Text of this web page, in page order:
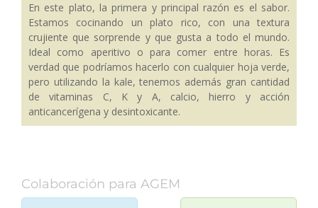
En este plato, la primera y principal razón es el sabor.
Estamos cocinando un plato rico, con una textura
crujiente que sorprende y que gusta a todo el mundo.
Ideal como aperitivo o para comer entre horas. Es
verdad que podríamos hacerlo con cualquier hoja verde,
pero utilizando la kale, tenemos además gran cantidad
de vitaminas C, K y A, calcio, hierro y acción
anticancerígena y desintoxicante.
Colaboración para AGEM